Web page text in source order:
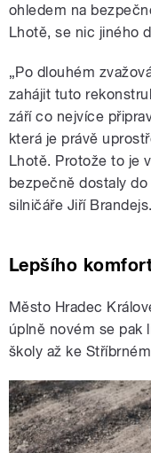
ohledem na
Lhotě, se nic jiného
„Po dlouhém
zahájit tuto
září co nejvíce
která je právě
Lhotě. Protože to je
bezpečně dostaly
silničáře Jiří Brandejs.
Lepšího
Město Hradec
úplně novém se pak
školy až ke